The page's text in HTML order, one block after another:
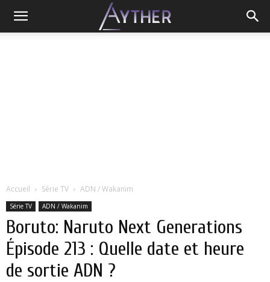
Accueil Série TV ADN / Wakanim
Série TV ADN / Wakanim
Boruto: Naruto Next Generations
Épisode 213 : Quelle date et heure
de sortie ADN ?